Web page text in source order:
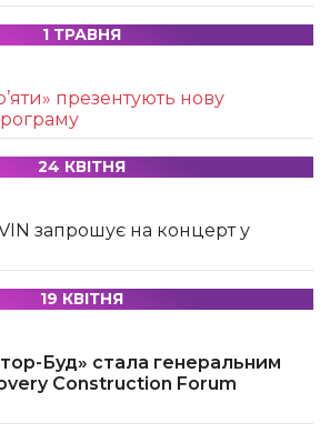
1 ТРАВНЯ
презентують нову
24 КВІТНЯ
запрошує на концерт у
19 КВІТНЯ
Буд» стала генеральним
Construction Forum